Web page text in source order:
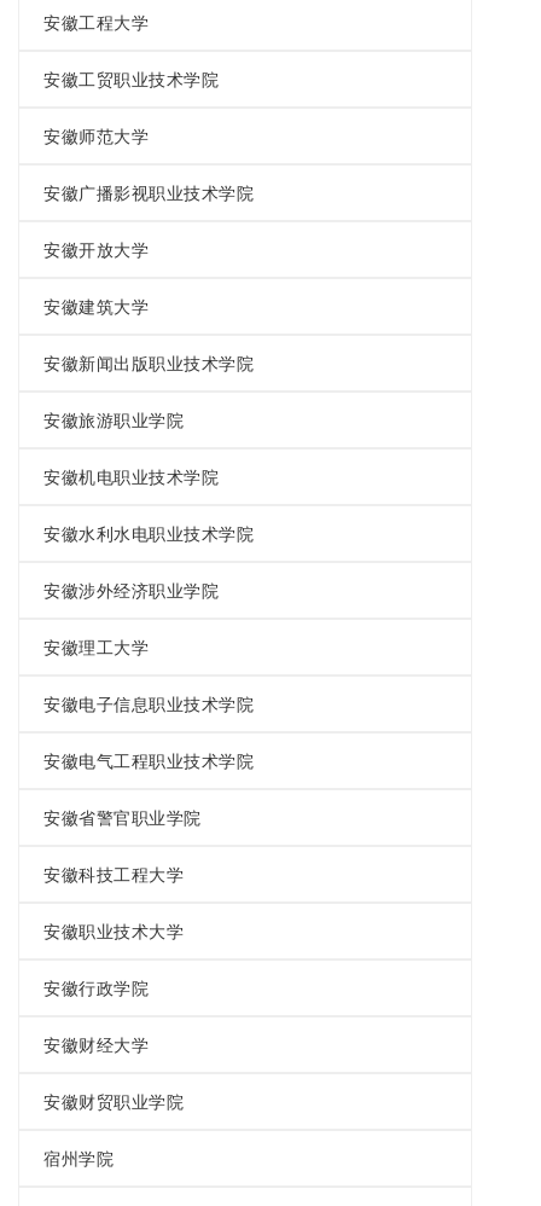
安徽工程大学
安徽工贸职业技术学院
安徽师范大学
安徽广播影视职业技术学院
安徽开放大学
安徽建筑大学
安徽新闻出版职业技术学院
安徽旅游职业学院
安徽机电职业技术学院
安徽水利水电职业技术学院
安徽涉外经济职业学院
安徽理工大学
安徽电子信息职业技术学院
安徽电气工程职业技术学院
安徽省警官职业学院
安徽科技工程大学
安徽职业技术大学
安徽行政学院
安徽财经大学
安徽财贸职业学院
宿州学院